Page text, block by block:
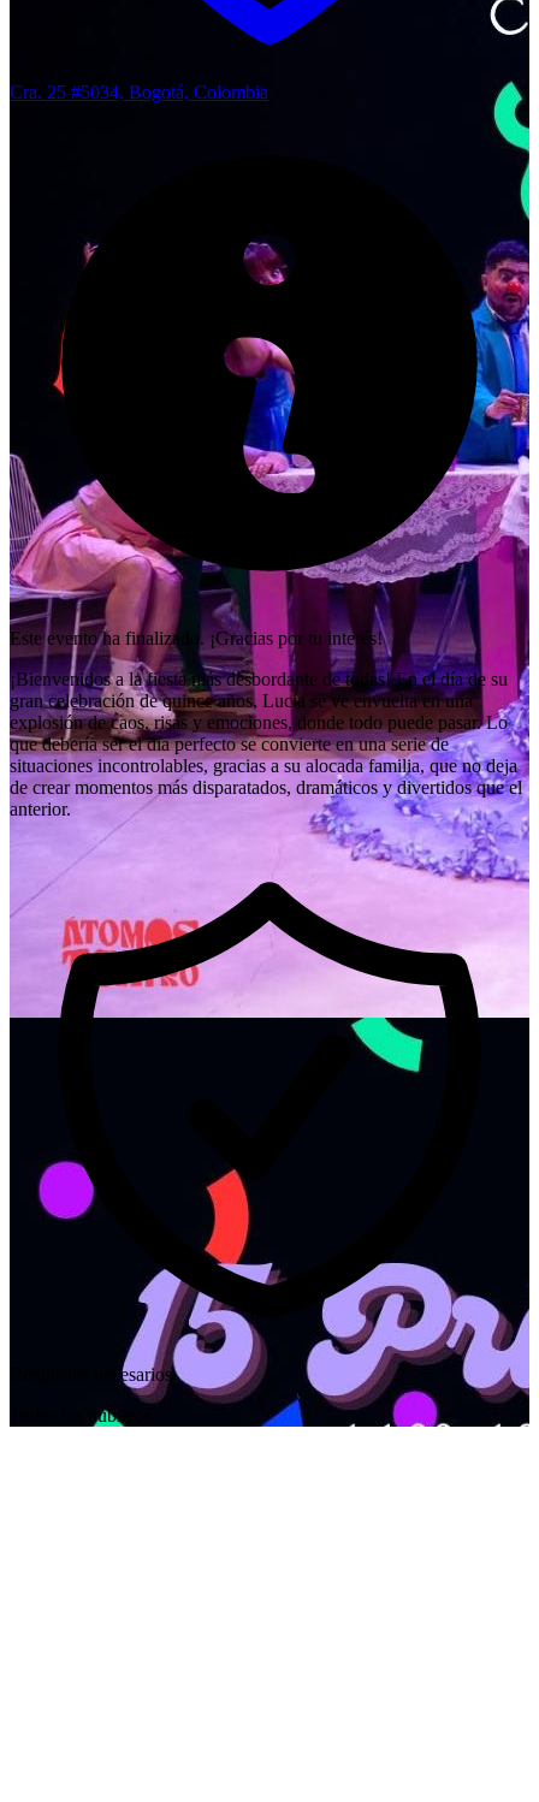
Cra. 25 #5034, Bogotá, Colombia
Este evento ha finalizado. ¡Gracias por tu interés!
¡Bienvenidos a la fiesta más desbordante de todas! En el día de su
gran celebración de quince años, Lucía se ve envuelta en una
explosión de caos, risas y emociones, donde todo puede pasar. Lo
que debería ser el día perfecto se convierte en una serie de
situaciones incontrolables, gracias a su alocada familia, que no deja
de crear momentos más disparatados, dramáticos y divertidos que el
anterior.
Requisitos necesarios
Todos los públicos